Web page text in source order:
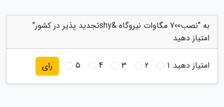
به "نصب700 مگاوات نیروگاه &shyتجدید پذیر در کشور"
امتیاز دهید
امتیاز دهید:1
2
3
4
5 رای